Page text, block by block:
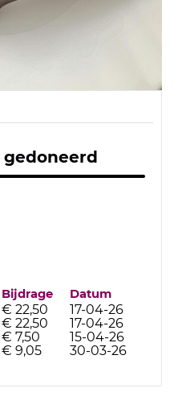
gedoneerd
Bijdrage Datum
€ 22,50
17-04-26
€ 22,50
17-04-26
€ 7,50
15-04-26
€ 9,05 30-03-26